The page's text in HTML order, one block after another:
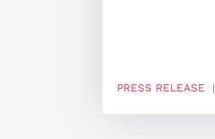
PRESS RELEASE